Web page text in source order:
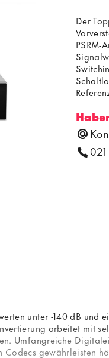
Der
PSRM-
unter -140 dB und
arbeitet mit
Umfangreiche
Codecs gewährleisten